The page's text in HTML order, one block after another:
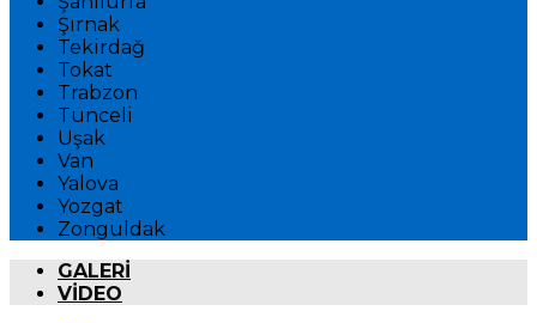
Şırnak
Tekirdağ
Tokat
Trabzon
Tunceli
Uşak
Van
Yalova
Yozgat
Zonguldak
GALERİ
VİDEO